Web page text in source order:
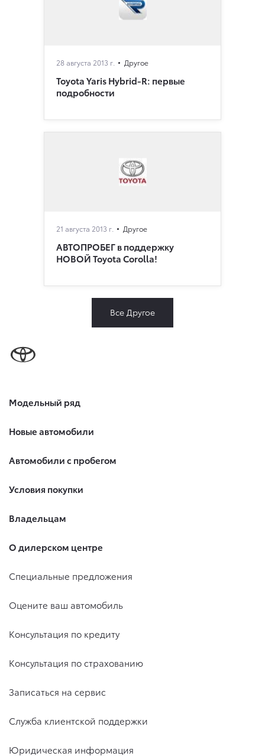
28 августа 2013 г. Другое
Toyota Yaris Hybrid-R: первые
подробности
21 августа 2013 г. Другое
АВТОПРОБЕГ в поддержку
НОВОЙ Toyota Corolla!
Все Другое
Модельный ряд
Новые автомобили
Автомобили с пробегом
Условия покупки
Владельцам
О дилерском центре
Специальные предложения
Оцените ваш автомобиль
Консультация по кредиту
Консультация по страхованию
Записаться на сервис
Служба клиентской поддержки
Юридическая информация